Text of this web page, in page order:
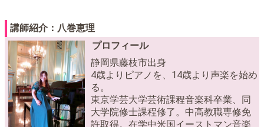
講師紹介：八巻恵理
プロフィール
静岡県藤枝市出身
4歳よりピアノを、14歳より声楽を始め
る。
東京学芸大学芸術課程音楽科卒業、同
大学院修士課程修了。中高教職専修免
許取得。在学中米国イーストマン音楽